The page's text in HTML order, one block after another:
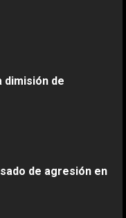
con senderuelas
dimisión de
de agresión en